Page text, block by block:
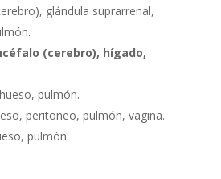
glándula suprarrenal,
(cerebro), hígado,
pulmón.
peritoneo, pulmón, vagina.
pulmón.